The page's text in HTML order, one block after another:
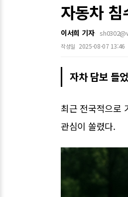
자동차
이서희 기자
작성일 2025-08-07 13:46
자차 담보 들
최근 전국적으로
관심이 쏠렸다.